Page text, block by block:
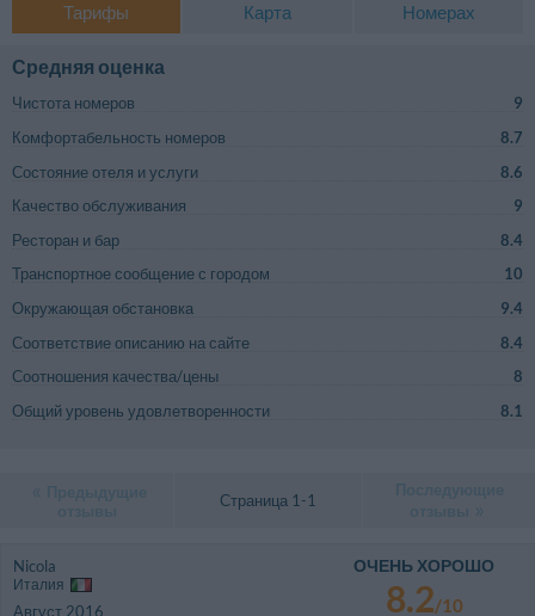
Тарифы Карта Номерах
Средняя оценка
Чистота номеров
9
Комфортабельность номеров
8.7
Состояние отеля и услуги
8.6
Качество обслуживания
9
Ресторан и бар
8.4
Транспортное сообщение с городом
10
Окружающая обстановка
9.4
Соответствие описанию на сайте
8.4
Соотношения качества/цены
8
Общий уровень удовлетворенности
8.1
Страница 1-1
Nicola
Италия
Август 2016
ОЧЕНЬ ХОРОШО
8.2/10